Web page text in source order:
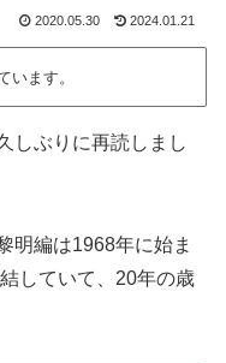
2020.05.30 2024.01.21
います。
しぶりに再読しまし
明編は1968年に始ま
していて、20年の歳